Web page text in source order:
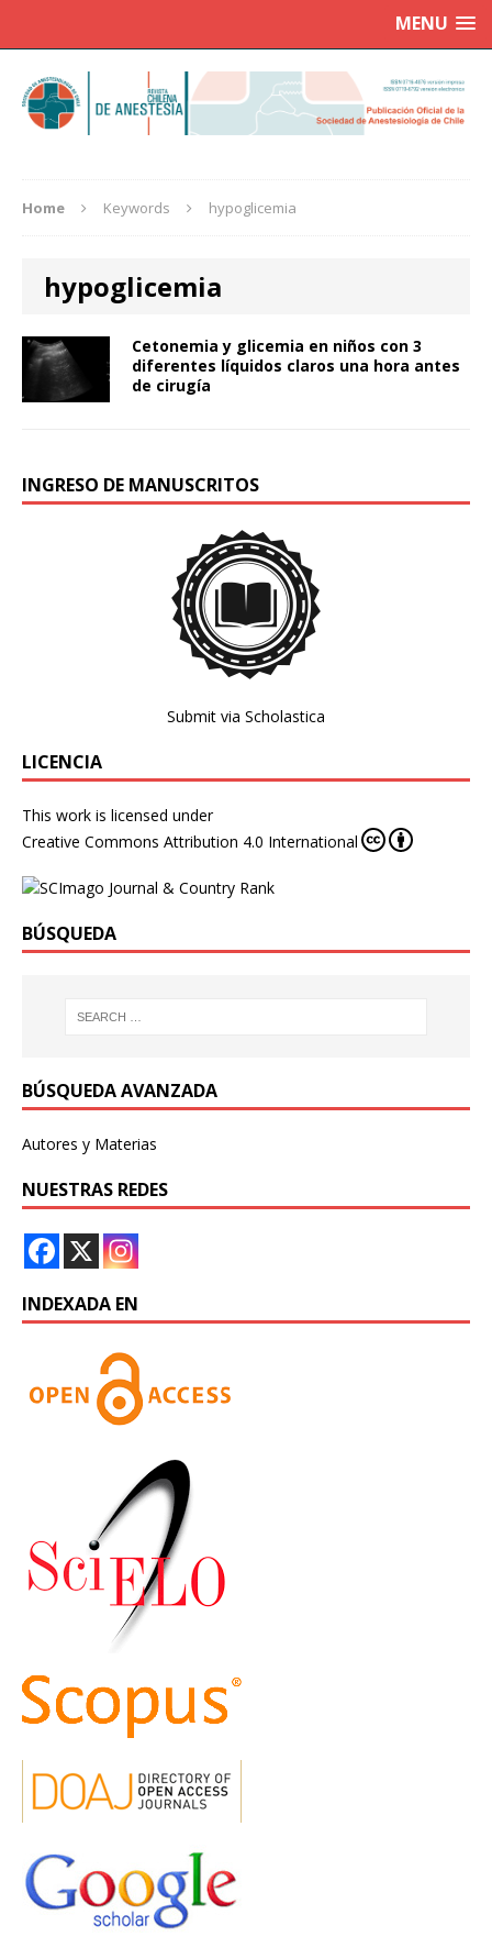
MENU
Home Keywords hypoglicemia
hypoglicemia
Cetonemia y glicemia en niños con 3
diferentes líquidos claros una hora antes
de cirugía
INGRESO DE MANUSCRITOS
Submit via Scholastica
LICENCIA
This work is licensed under
Creative Commons Attribution 4.0 International
BÚSQUEDA
BÚSQUEDA AVANZADA
Autores y Materias
NUESTRAS REDES
INDEXADA EN